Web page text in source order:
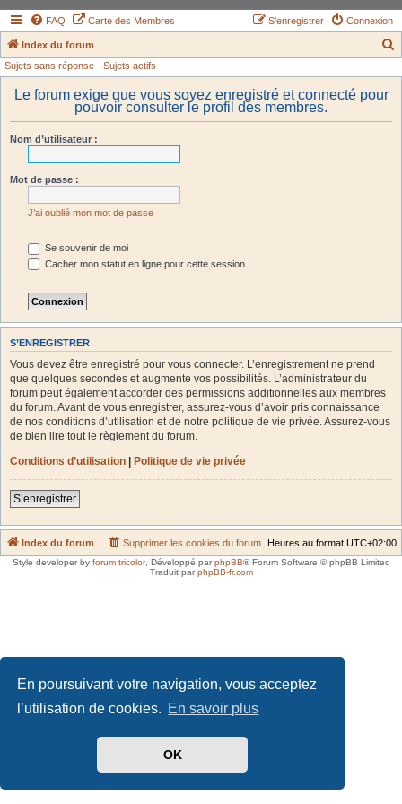
En poursuivant votre navigation, vous acceptez
l’utilisation de cookies. En savoir plus
OK
FAQ Carte des Membres Connexion
S’enregistrer
Index du forum
Sujets sans réponse Sujets actifs
Le forum exige que vous soyez enregistré et connecté pour
pouvoir consulter le profil des membres.
Nom d’utilisateur :
Mot de passe :
J’ai oublié mon mot de passe
Se souvenir de moi
Cacher mon statut en ligne pour cette session
S’ENREGISTRER
Vous devez être enregistré pour vous connecter. L’enregistrement ne prend
que quelques secondes et augmente vos possibilités. L’administrateur du
forum peut également accorder des permissions additionnelles aux membres
du forum. Avant de vous enregistrer, assurez-vous d’avoir pris connaissance
de nos conditions d’utilisation et de notre politique de vie privée. Assurez-vous
de bien lire tout le règlement du forum.
Conditions d’utilisation | Politique de vie privée
S’enregistrer
Index du forum Heures au format UTC+02:00
Supprimer les cookies du forum
Style developer by forum tricolor, Développé parphpBB® Forum Software © phpBB Limited
Traduit parphpBB-fr.com